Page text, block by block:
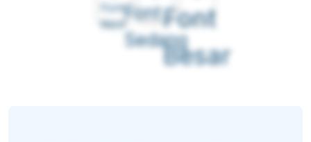
Font
Kecil
Font
Sedang
Font
Besar